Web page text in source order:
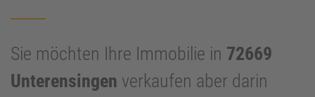
Sie möchten Ihre Immobilie in 72669
Unterensingen verkaufen aber darin